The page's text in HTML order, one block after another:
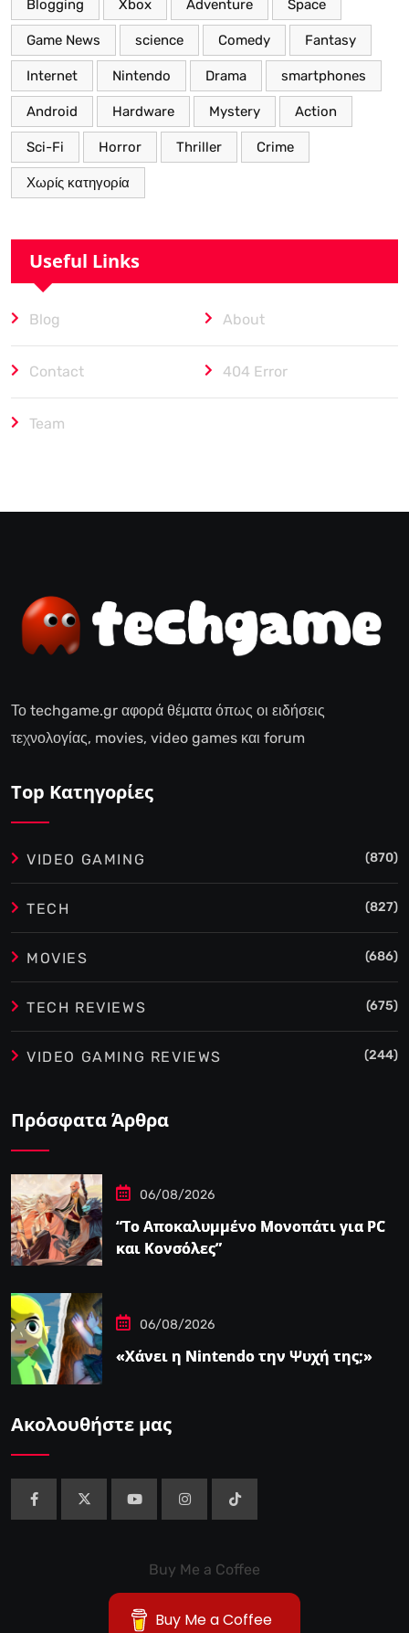
Blogging Xbox Adventure Space
Game News science Comedy Fantasy
Internet Nintendo Drama smartphones
Android Hardware Mystery Action
Sci-Fi Horror Thriller Crime
Χωρίς κατηγορία
Useful Links
Blog About
Contact 404 Error
Team
Το techgame.gr αφορά θέματα όπως οι ειδήσεις
τεχνολογίας, movies, video games και forum
Top Κατηγορίες
VIDEO GAMING (870)
TECH (827)
MOVIES (686)
TECH REVIEWS (675)
VIDEO GAMING REVIEWS (244)
Πρόσφατα Άρθρα
06/08/2026
“Το Αποκαλυμμένο Μονοπάτι για PC
και Κονσόλες”
06/08/2026
«Χάνει η Nintendo την Ψυχή της;»
Ακολουθήστε μας
Buy Me a Coffee
Buy Me a Coffee